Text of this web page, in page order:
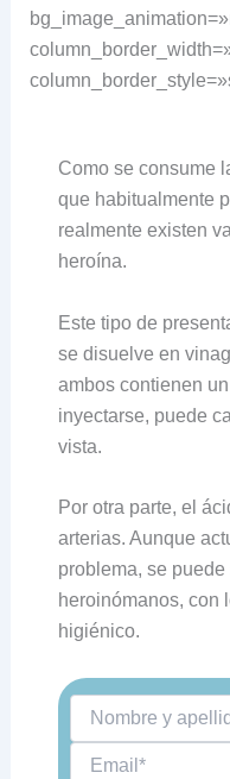
Como se consume
que habitualmente
realmente existen
heroína.
Este tipo de
se disuelve en
ambos contienen
inyectarse, puede
vista.
Por otra parte, el
arterias. Aunque
problema, se
heroinómanos, con
higiénico.